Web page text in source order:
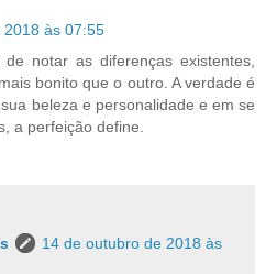
às 07:55
notar as diferenças existentes,
bonito que o outro. A verdade é
beleza e personalidade e em se
a perfeição define.
14 de outubro de 2018 às